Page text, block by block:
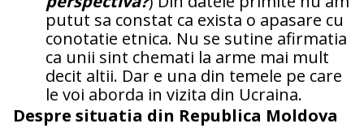
putut sa constat ca exista o apasare cu
conotatie etnica. Nu se sutine afirmatia
ca unii sint chemati la arme mai mult
decit altii. Dar e una din temele pe care
le voi aborda in vizita din Ucraina.
Despre situatia din Republica Moldova